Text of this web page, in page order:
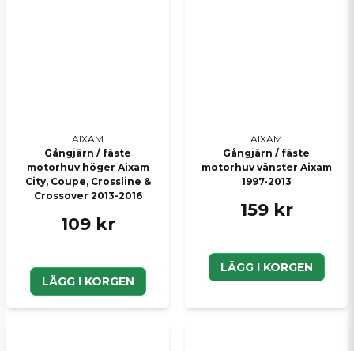
AIXAM
Gångjärn / fäste
motorhuv höger Aixam
City, Coupe, Crossline &
Crossover 2013-2016
109 kr
LÄGG I KORGEN
AIXAM
Gångjärn / fäste
motorhuv vänster Aixam
1997-2013
159 kr
LÄGG I KORGEN